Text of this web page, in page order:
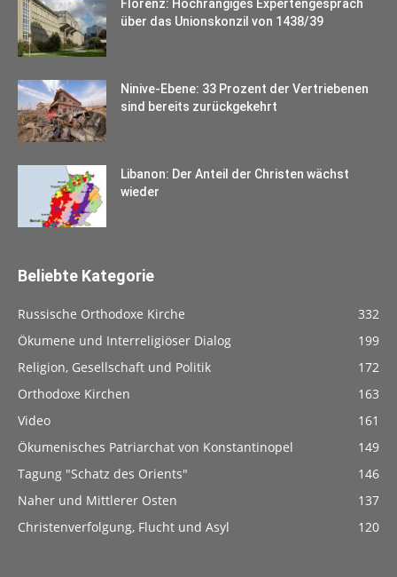
Florenz: Hochrangiges Expertengespräch
über das Unionskonzil von 1438/39
Ninive-Ebene: 33 Prozent der Vertriebenen
sind bereits zurückgekehrt
Libanon: Der Anteil der Christen wächst
wieder
Beliebte Kategorie
Russische Orthodoxe Kirche
332
Ökumene und Interreligiöser Dialog
199
Religion, Gesellschaft und Politik
172
Orthodoxe Kirchen
163
Video
161
Ökumenisches Patriarchat von Konstantinopel
149
Tagung "Schatz des Orients"
146
Naher und Mittlerer Osten
137
Christenverfolgung, Flucht und Asyl
120